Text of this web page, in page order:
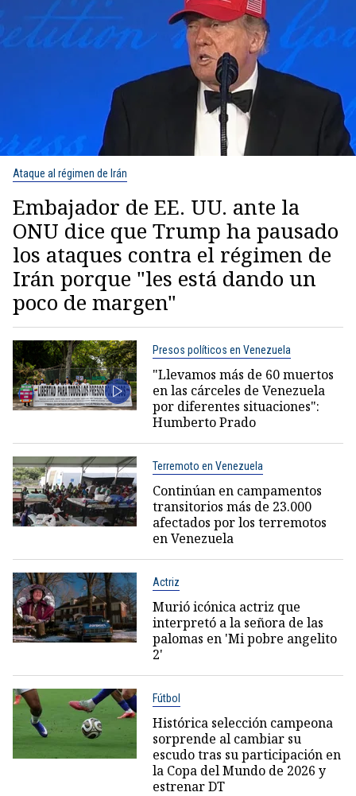
Ataque al régimen de Irán
Embajador de EE. UU. ante la
ONU dice que Trump ha pausado
los ataques contra el régimen de
Irán porque "les está dando un
poco de margen"
Presos políticos en Venezuela
"Llevamos más de 60 muertos
en las cárceles de Venezuela
por diferentes situaciones":
Humberto Prado
Terremoto en Venezuela
Continúan en campamentos
transitorios más de 23.000
afectados por los terremotos
en Venezuela
Actriz
Murió icónica actriz que
interpretó a la señora de las
palomas en 'Mi pobre angelito
2'
Fútbol
Histórica selección campeona
sorprende al cambiar su
escudo tras su participación en
la Copa del Mundo de 2026 y
estrenar DT